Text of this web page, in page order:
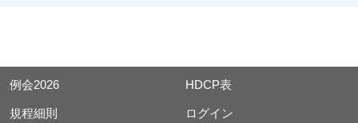
例会2026 HDCP表
規程細則 ログイン